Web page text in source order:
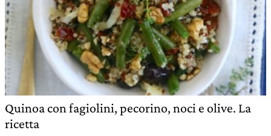
Quinoa con fagiolini, pecorino, noci e olive. La
ricetta